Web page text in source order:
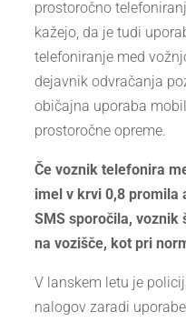
prostoročno
kažejo, da je tudi
telefoniranje med
dejavnik odvračanja
običajna uporaba
prostoročne opreme.
Če voznik telefonira
imel v krvi 0,8 promila
SMS sporočila, voznik
na vozišče, kot pri
V lanskem letu je
nalogov zaradi